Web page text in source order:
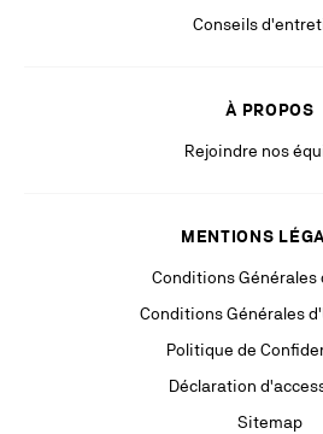
Conseils
À PROPOS
Rejoindre nos
MENTIONS
Conditions Générales
Conditions Générales
Politique de
Déclaration
Sitemap